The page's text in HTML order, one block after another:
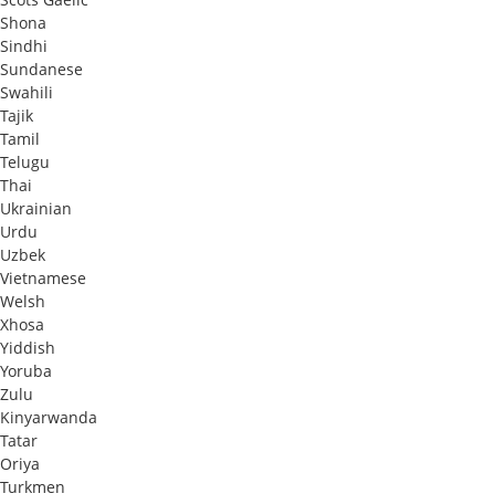
Shona
Sindhi
Sundanese
Swahili
Tajik
Tamil
Telugu
Thai
Ukrainian
Urdu
Uzbek
Vietnamese
Welsh
Xhosa
Yiddish
Yoruba
Zulu
Kinyarwanda
Tatar
Oriya
Turkmen